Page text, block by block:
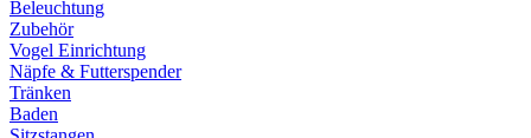
Beleuchtung
Zubehör
Vogel Einrichtung
Näpfe & Futterspender
Tränken
Baden